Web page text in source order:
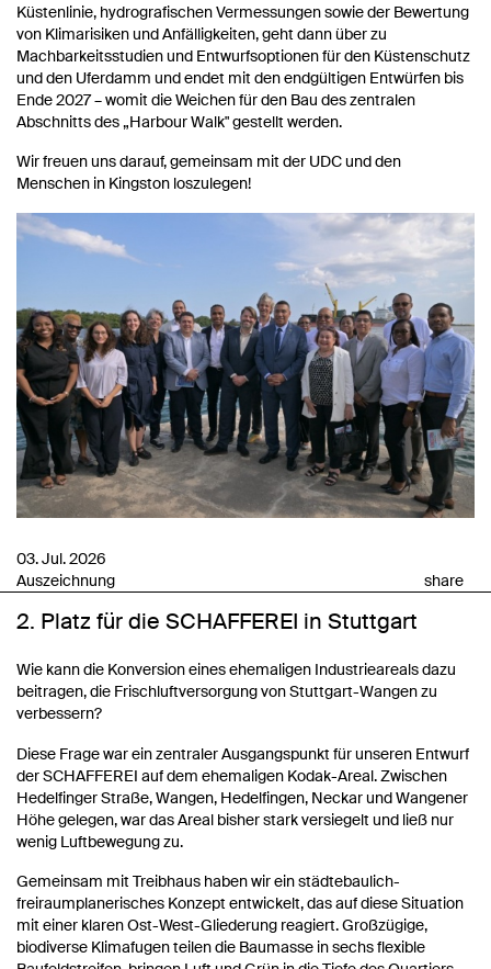
Küstenlinie, hydrografischen Vermessungen sowie der Bewertung
von Klimarisiken und Anfälligkeiten, geht dann über zu
Machbarkeitsstudien und Entwurfsoptionen für den Küstenschutz
und den Uferdamm und endet mit den endgültigen Entwürfen bis
Ende 2027 – womit die Weichen für den Bau des zentralen
Abschnitts des „Harbour Walk" gestellt werden.
Wir freuen uns darauf, gemeinsam mit der UDC und den
Menschen in Kingston loszulegen!
03. Jul. 2026
Auszeichnung
share
2. Platz für die SCHAFFEREI in Stuttgart
Wie kann die Konversion eines ehemaligen Industrieareals dazu
beitragen, die Frischluftversorgung von Stuttgart-Wangen zu
verbessern?
Diese Frage war ein zentraler Ausgangspunkt für unseren Entwurf
der SCHAFFEREI auf dem ehemaligen Kodak-Areal. Zwischen
Hedelfinger Straße, Wangen, Hedelfingen, Neckar und Wangener
Höhe gelegen, war das Areal bisher stark versiegelt und ließ nur
wenig Luftbewegung zu.
Gemeinsam mit Treibhaus haben wir ein städtebaulich-
freiraumplanerisches Konzept entwickelt, das auf diese Situation
mit einer klaren Ost-West-Gliederung reagiert. Großzügige,
biodiverse Klimafugen teilen die Baumasse in sechs flexible